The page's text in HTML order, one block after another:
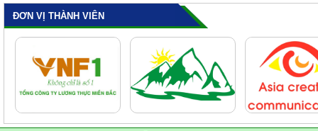
ĐƠN VỊ THÀNH VIÊN